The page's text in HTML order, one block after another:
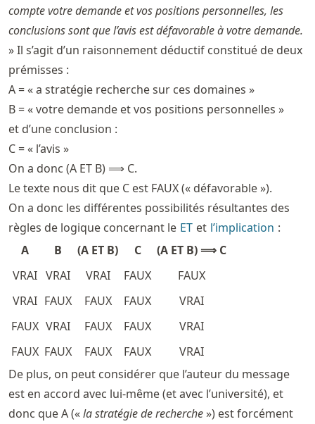
compte votre demande et vos positions personnelles, les
conclusions sont que l’avis est défavorable à votre demande.
» Il s’agit d’un raisonnement déductif constitué de deux
prémisses :
A = « a stratégie recherche sur ces domaines »
B = « votre demande et vos positions personnelles »
et d’une conclusion :
C = « l’avis »
On a donc (A ET B) ⟹ C.
Le texte nous dit que C est FAUX (« défavorable »).
On a donc les différentes possibilités résultantes des
règles de logique concernant le ET et l’implication :
A
B (A ET B) C
(A ET B) ⟹ C
VRAI VRAI VRAI FAUX
FAUX
VRAI FAUX FAUX FAUX
VRAI
FAUX VRAI FAUX FAUX
VRAI
FAUX FAUX FAUX FAUX
VRAI
De plus, on peut considérer que l’auteur du message
est en accord avec lui-même (et avec l’université), et
donc que A («la stratégie de recherche») est forcément